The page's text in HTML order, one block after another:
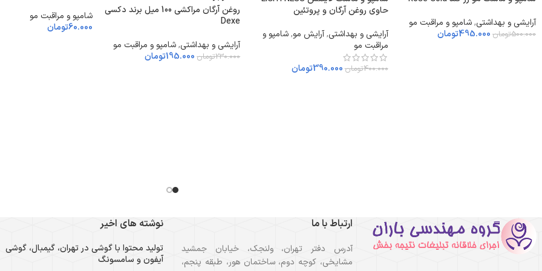
آرایشی و بهداشتی,شامپو و مراقبت مو
500.000تومان 495.000تومان
حاوی روغن آرگان و پروتئین
آرایشی و بهداشتی, آرایش مو, شامپو و
مراقبت مو
400.000تومان390.000تومان
روغن آرگان مراکشی 100 میل برند دکسی
Dexe
آرایشی و بهداشتی, شامپو و مراقبت مو
230.000تومان 195.000تومان
شامپو و مراقبت مو
60.000تومان
ارتباط با ما
آدرس دفتر تهران، ولنجک، خیابان جمشید
مشایخی، کوچه دوم، ساختمان هور، طبقه پنجم،
نوشته های اخیر
تولید محتوا با گوشی در تهران، گیمبال، گوشی
آیفون و سامسونگ